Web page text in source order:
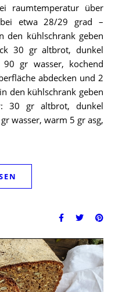
raumtemperatur über
etwa 28/29 grad –
den kühlschrank geben
30 gr altbrot, dunkel
gr wasser, kochend
abdecken und 2
den kühlschrank geben
30 gr altbrot, dunkel
wasser, warm 5 gr asg,